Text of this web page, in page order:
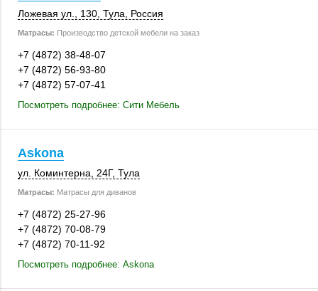
Ложевая ул. 130 Тула Россия
Матрасы: Производство детской мебели на заказ
+7 (4872) 38-48-07
+7 (4872) 56-93-80
+7 (4872) 57-07-41
Посмотреть подробнее: Сити Мебель
Askona
ул. Коминтерна 24Г, Тула
Матрасы: Матрасы для диванов
+7 (4872) 25-27-96
+7 (4872) 70-08-79
+7 (4872) 70-11-92
Посмотреть подробнее: Askona